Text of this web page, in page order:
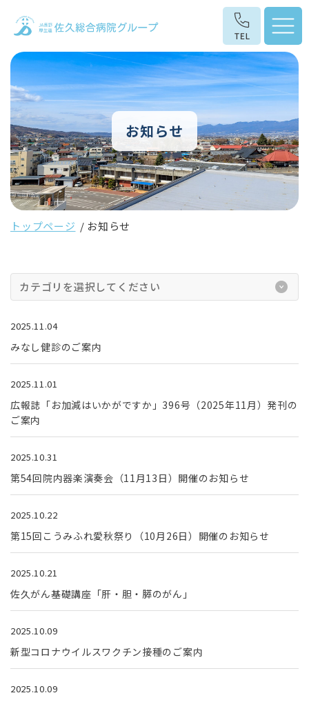
お知らせ
トップページ お知らせ
カテゴリを選択してください
2025.11.04
みなし健診のご案内
2025.11.01
広報誌「お加減はいかがですか」396号（2025年11月）発刊の
ご案内
2025.10.31
第54回院内器楽演奏会（11月13日）開催のお知らせ
2025.10.22
第15回こうみふれ愛秋祭り（10月26日）開催のお知らせ
2025.10.21
佐久がん基礎講座「肝・胆・膵のがん」
2025.10.09
新型コロナウイルスワクチン接種のご案内
2025.10.09